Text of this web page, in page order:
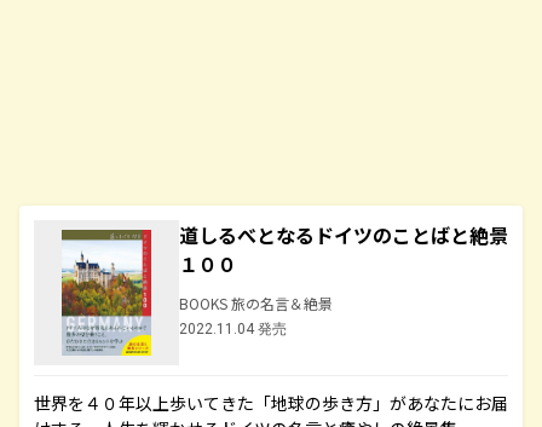
道しるべとなるドイツのことばと絶景
１００
BOOKS 旅の名言＆絶景
2022.11.04 発売
世界を４０年以上歩いてきた「地球の歩き方」があなたにお届